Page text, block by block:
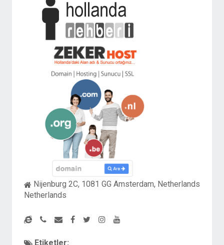
Nijenburg 2C, 1081 GG Amsterdam, Netherlands
Netherlands
Etiketler: